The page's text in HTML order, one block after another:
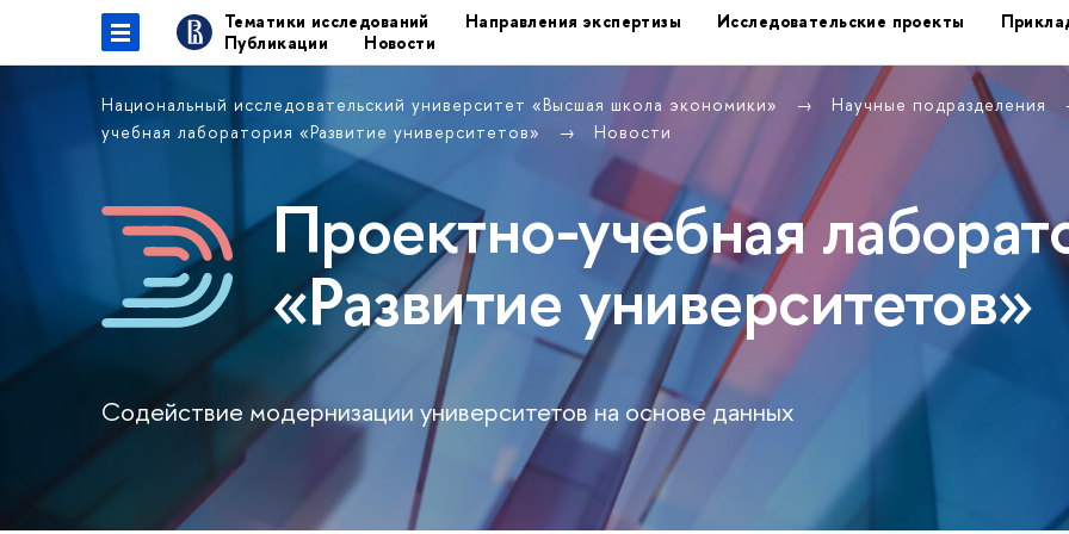
Тематики исследований Направления экспертизы Исследовательские проекты
Публикации
Новости
Национальный исследовательский университет «Высшая школа экономики»
Научные подразделения
учебная лаборатория «Развитие университетов»
Новости
Проектно-учебная
«Развитие университетов»
Содействие модернизации университетов на основе данных